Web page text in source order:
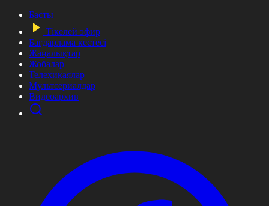
Басты
Тікелей эфир
Бағдарлама кестесі
Жаңалықтар
Жобалар
Телехикаялар
Мультсериалдар
Видеоархив